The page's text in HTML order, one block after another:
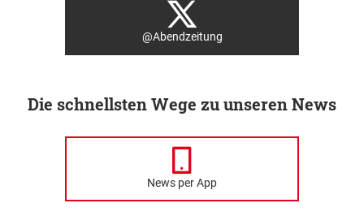
@Abendzeitung
Die schnellsten Wege zu unseren News
News per App